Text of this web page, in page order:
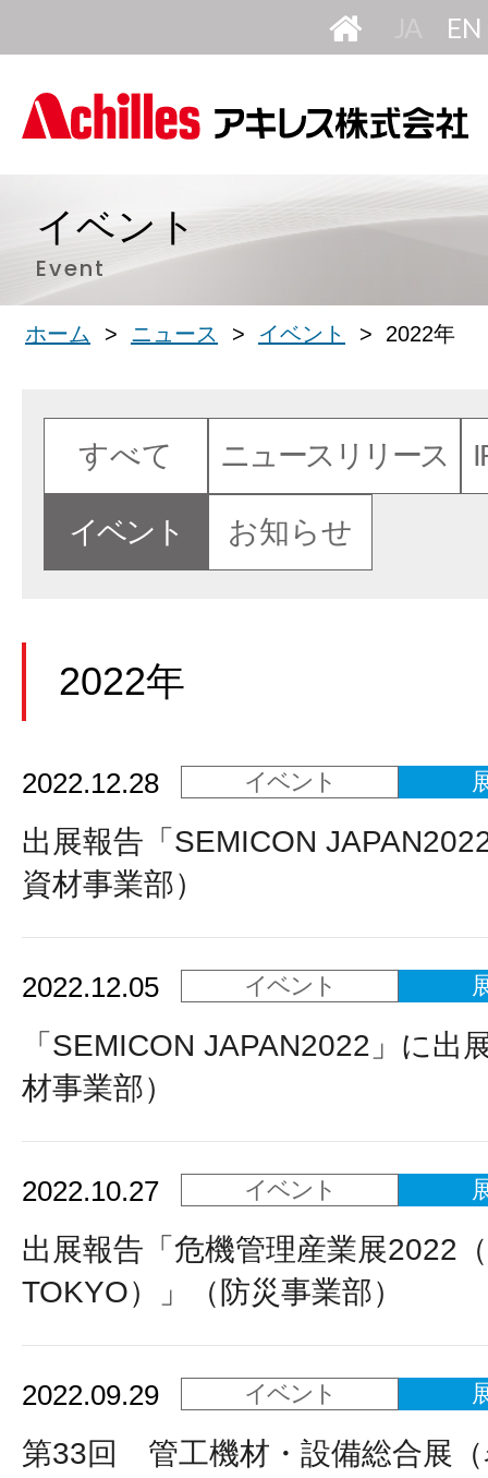
本
語
イベント
Event
ホーム ニュース イベント 2022年
すべて ニュースリリース
イベント お知らせ
2022年
2022.12.28 イベント
出展報告「SEMICON
資材事業部）
2022.12.05 イベント
「SEMICON JAPAN2022」に出
材事業部）
2022.10.27 イベント
出展報告「危機管理産業展2022
TOKYO）」（防災事業部）
2022.09.29 イベント
第33回 管工機材・設備総合展